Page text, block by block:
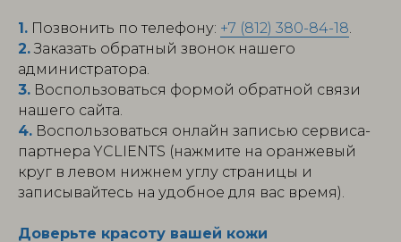
1. Позвонить по телефону: +7 (812) 380-84-18.
2.Заказать обратный звонок нашего
администратора.
3. Воспользоваться формой обратной связи
нашего сайта.
4. Воспользоваться онлайн записью сервиса-
партнера YCLIENTS (нажмите на оранжевый
круг в левом нижнем углу страницы и
записывайтесь на удобное для вас время).
Доверьте красоту вашей кожи